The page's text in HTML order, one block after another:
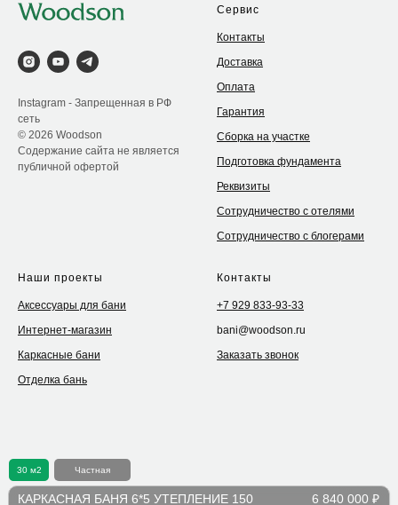
КАРКАСНАЯ БАНЯ 6*5 УТЕПЛЕНИЕ 150 6 840 000 ₽
30 м2 Частная
Instagram - Запрещенная в РФ
сеть
© 2026 Woodson
Содержание сайта не является
публичной офертой
Сервис
Контакты
Доставка
Оплата
Гарантия
Сборка на участке
Подготовка фундамента
Реквизиты
Сотрудничество с отелями
Сотрудничество с блогерами
Наши проекты
Аксессуары для бани
Интернет-магазин
Каркасные бани
Отделка бань
Контакты
+7 929 833-93-33
bani@woodson.ru
Заказать звонок